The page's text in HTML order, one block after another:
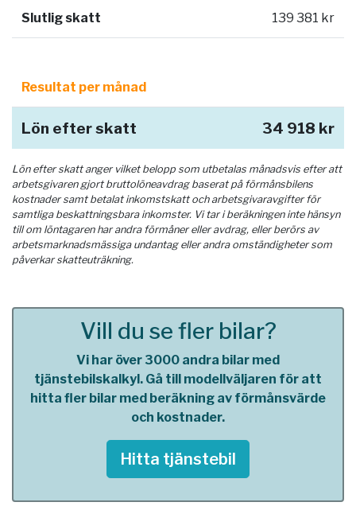
Slutlig skatt 139 381 kr
Resultat per månad
Lön efter skatt 34 918 kr
Lön efter skatt anger vilket belopp som utbetalas månadsvis efter att
arbetsgivaren gjort bruttolöneavdrag baserat på förmånsbilens
kostnader samt betalat inkomstskatt och arbetsgivaravgifter för
samtliga beskattningsbara inkomster. Vi tar i beräkningen inte hänsyn
till om löntagaren har andra förmåner eller avdrag, eller berörs av
arbetsmarknadsmässiga undantag eller andra omständigheter som
påverkar skatteuträkning.
Vill du se fler bilar?
Vi har över 3000 andra bilar med
tjänstebilskalkyl. Gå till modellväljaren för att
hitta fler bilar med beräkning av förmånsvärde
och kostnader.
Hitta tjänstebil